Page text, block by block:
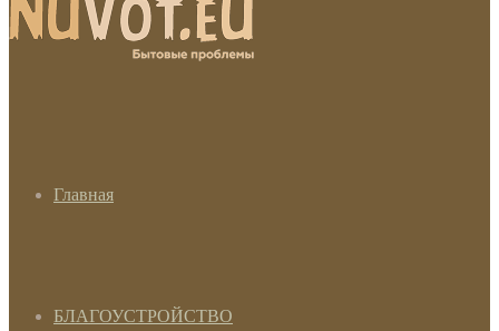
Главная
БЛАГОУСТРОЙСТВО